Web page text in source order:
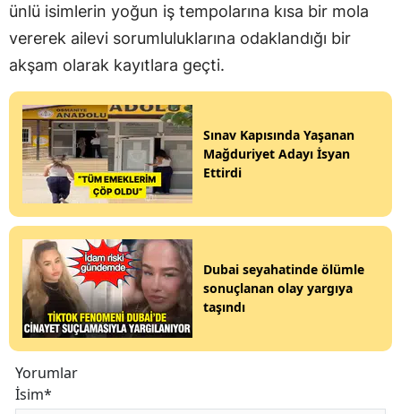
ünlü isimlerin yoğun iş tempolarına kısa bir mola
vererek ailevi sorumluluklarına odaklandığı bir
akşam olarak kayıtlara geçti.
Sınav Kapısında Yaşanan
Mağduriyet Adayı İsyan
Ettirdi
Dubai seyahatinde ölümle
sonuçlanan olay yargıya
taşındı
Yorumlar
İsim*